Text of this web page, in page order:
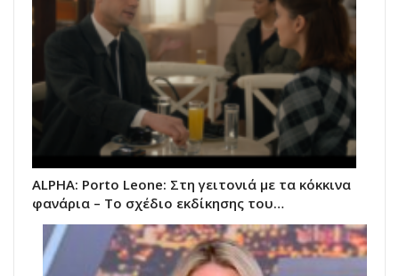
ALPHA: Porto Leone: Στη γειτονιά με τα κόκκινα
φανάρια – Το σχέδιο εκδίκησης του…